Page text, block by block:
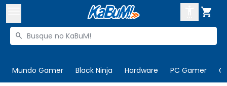

Buscar produtos

Mundo Gamer Black Ninja Hardware PC Gamer